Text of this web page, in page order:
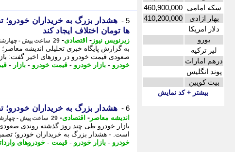
سکه امامی 460,900,000
بهار ازادی
410,200,000
دلار امریکا
یورو
لیر ترکیه
درهم امارات
پوند انگلیس
بیت کویین
بیشتر + کد نمایش
5 -
هشدار بزرگ به خریداران
ها تومان اختلاف ایجاد کند
زیرنویس نیوز - اقتصادی- 29 ساعت پیش - چهارشنبه 14 مرداد 1405، 09:33
به گزارش پایگاه خبری تحلیلی اندیشه معاصر؛
صعودی قیمت خودرو در روزهای اخیر گفت:
خودرو - بازار خودرو - قیمت خودرو - بازار -
6 - هشدار بزرگ به خریداران خودرو؛
اندیشه معاصر - اقتصادی- 29 ساعت پیش - چهارشنبه 14 مرداد 1405، 09:23
بازار خودرو طی چند روز گذشته روندی
است. - هشدار بزرگ به خریداران خودرو؛
خودرو - بازار خودرو - قیمت - خودروهای